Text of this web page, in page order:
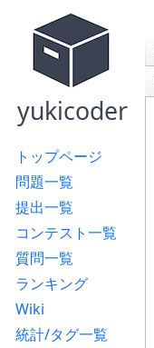
yukicoder
トップページ
問題一覧
提出一覧
コンテスト一覧
質問一覧
ランキング
Wiki
統計/タグ一覧